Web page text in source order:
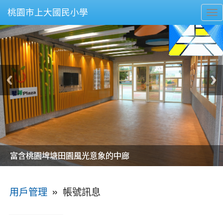
桃園市上大國民小學
美麗的操場是我們活力的來源
美麗的操場是我們活力的來源
煥然一新的小司令台
煥然一新的小司令台
富含桃園埤塘田園風光意象的中廊
富含桃園埤塘田園風光意象的中廊
嶄新的中庭廣場
嶄新的中庭廣場
水生池生生不息
水生池生生不息
用戶管理 » 帳號訊息